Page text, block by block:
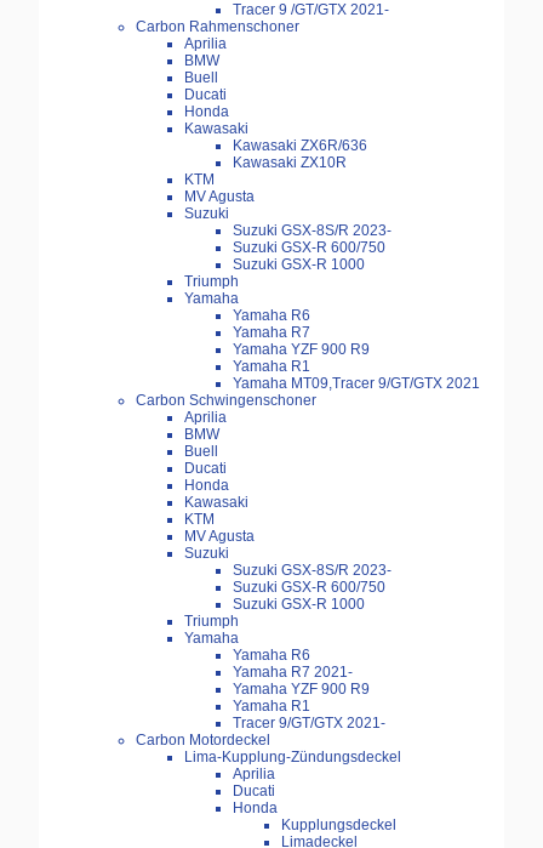
Tracer 9 /GT/GTX 2021-
Carbon Rahmenschoner
Aprilia
BMW
Buell
Ducati
Honda
Kawasaki
Kawasaki ZX6R/636
Kawasaki ZX10R
KTM
MV Agusta
Suzuki
Suzuki GSX-8S/R 2023-
Suzuki GSX-R 600/750
Suzuki GSX-R 1000
Triumph
Yamaha
Yamaha R6
Yamaha R7
Yamaha YZF 900 R9
Yamaha R1
Yamaha MT09,Tracer 9/GT/GTX 2021
Carbon Schwingenschoner
Aprilia
BMW
Buell
Ducati
Honda
Kawasaki
KTM
MV Agusta
Suzuki
Suzuki GSX-8S/R 2023-
Suzuki GSX-R 600/750
Suzuki GSX-R 1000
Triumph
Yamaha
Yamaha R6
Yamaha R7 2021-
Yamaha YZF 900 R9
Yamaha R1
Tracer 9/GT/GTX 2021-
Carbon Motordeckel
Lima-Kupplung-Zündungsdeckel
Aprilia
Ducati
Honda
Kupplungsdeckel
Limadeckel